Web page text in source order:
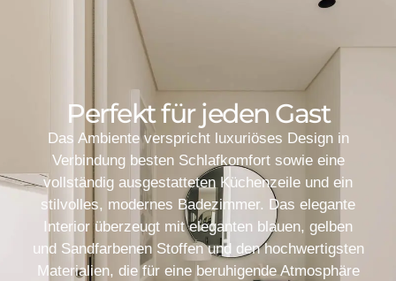
Perfekt für jeden Gast
Das Ambiente verspricht luxuriöses Design in
Verbindung besten Schlafkomfort sowie eine
vollständig ausgestatteten Küchenzeile und ein
stilvolles, modernes Badezimmer. Das elegante
Interior überzeugt mit eleganten blauen, gelben
und Sandfarbenen Stoffen und den hochwertigsten
Materialien, die für eine beruhigende Atmosphäre